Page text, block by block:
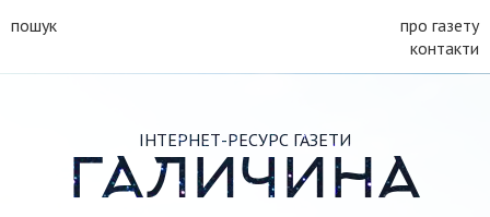
пошук
про газету
контакти
ІНТЕРНЕТ-РЕСУРС ГАЗЕТИ
ГАЛИЧИНА